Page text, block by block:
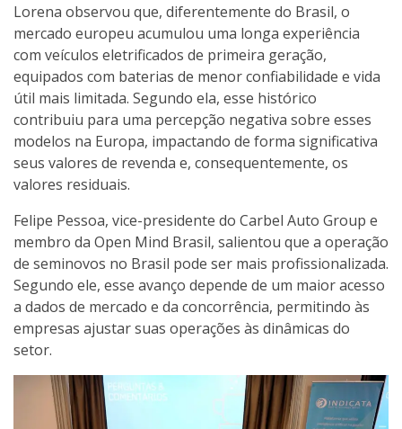
Lorena observou que, diferentemente do Brasil, o
mercado europeu acumulou uma longa experiência
com veículos eletrificados de primeira geração,
equipados com baterias de menor confiabilidade e vida
útil mais limitada. Segundo ela, esse histórico
contribuiu para uma percepção negativa sobre esses
modelos na Europa, impactando de forma significativa
seus valores de revenda e, consequentemente, os
valores residuais.
Felipe Pessoa, vice-presidente do Carbel Auto Group e
membro da Open Mind Brasil, salientou que a operação
de seminovos no Brasil pode ser mais profissionalizada.
Segundo ele, esse avanço depende de um maior acesso
a dados de mercado e da concorrência, permitindo às
empresas ajustar suas operações às dinâmicas do
setor.